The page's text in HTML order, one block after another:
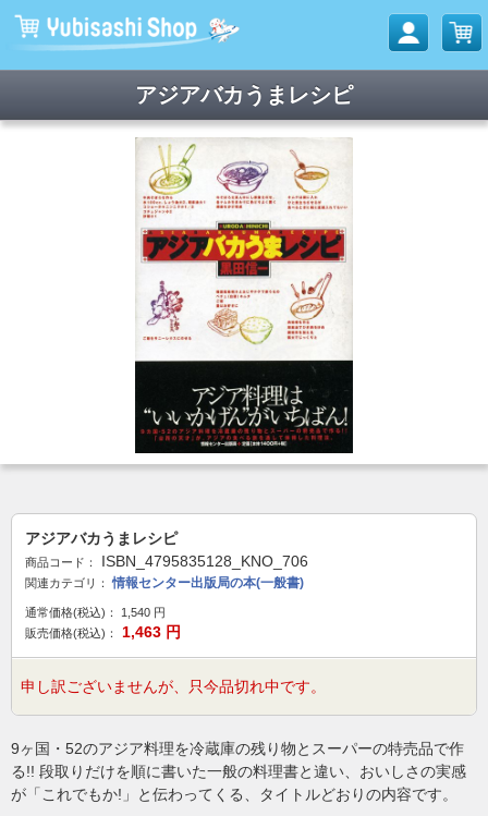
アジアバカうまレシピ
アジアバカうまレシピ
商品コード： ISBN_4795835128_KNO_706
関連カテゴリ： 情報センター出版局の本(一般書)
通常価格(税込)： 1,540 円
販売価格(税込)：
1,463 円
申し訳ございませんが、只今品切れ中です。
9ヶ国・52のアジア料理を冷蔵庫の残り物とスーパーの特売品で作
る!! 段取りだけを順に書いた一般の料理書と違い、おいしさの実感
が「これでもか!」と伝わってくる、タイトルどおりの内容です。